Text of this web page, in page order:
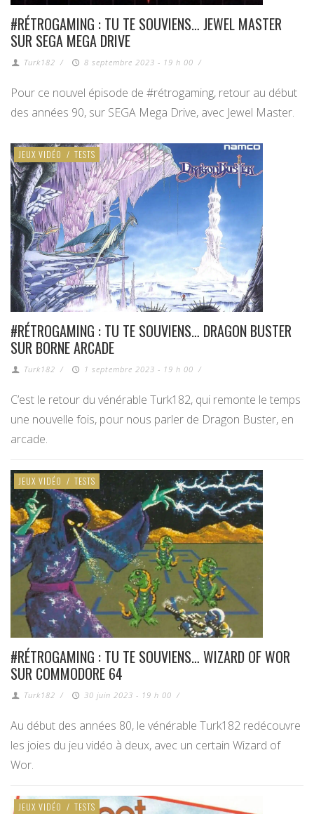
#RÉTROGAMING : TU TE SOUVIENS… JEWEL MASTER
SUR SEGA MEGA DRIVE
Turk182 / 8 septembre 2023 - 19 h 00 /
Pour ce nouvel épisode de #rétrogaming, retour au début
des années 90, sur SEGA Mega Drive, avec Jewel Master.
JEUX VIDÉO / TESTS
#RÉTROGAMING : TU TE SOUVIENS… DRAGON BUSTER
SUR BORNE ARCADE
Turk182 / 1 septembre 2023 - 19 h 00 /
C’est le retour du vénérable Turk182, qui remonte le temps
une nouvelle fois, pour nous parler de Dragon Buster, en
arcade.
JEUX VIDÉO / TESTS
#RÉTROGAMING : TU TE SOUVIENS… WIZARD OF WOR
SUR COMMODORE 64
Turk182 / 30 juin 2023 - 19 h 00 /
Au début des années 80, le vénérable Turk182 redécouvre
les joies du jeu vidéo à deux, avec un certain Wizard of
Wor.
JEUX VIDÉO / TESTS